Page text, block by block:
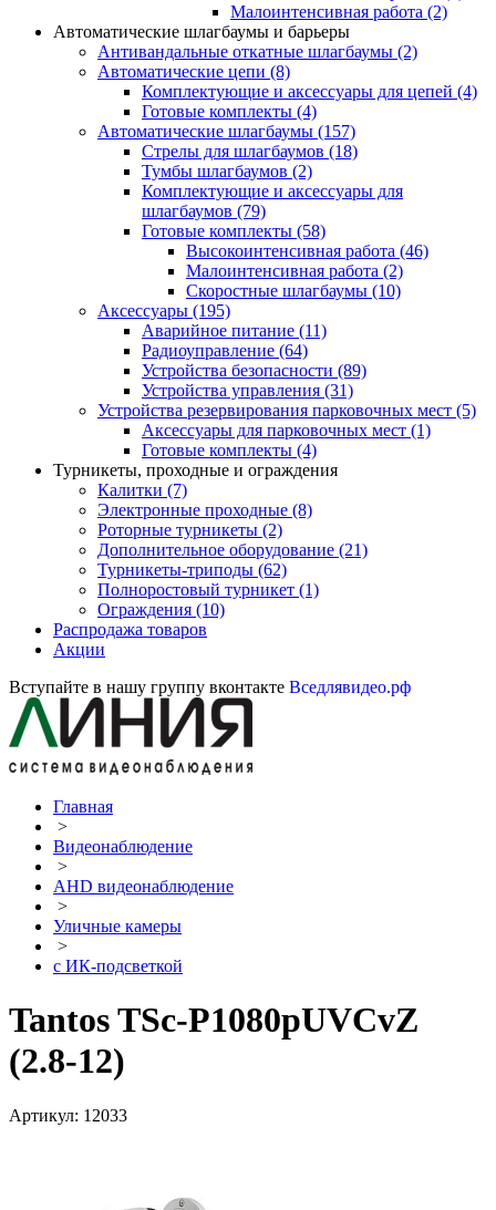
Малоинтенсивная работа (2)
Автоматические шлагбаумы и барьеры
Антивандальные откатные шлагбаумы (2)
Автоматические цепи (8)
Комплектующие и аксессуары для цепей (4)
Готовые комплекты (4)
Автоматические шлагбаумы (157)
Стрелы для шлагбаумов (18)
Тумбы шлагбаумов (2)
Комплектующие и аксессуары для
шлагбаумов (79)
Готовые комплекты (58)
Высокоинтенсивная работа (46)
Малоинтенсивная работа (2)
Скоростные шлагбаумы (10)
Аксессуары (195)
Аварийное питание (11)
Радиоуправление (64)
Устройства безопасности (89)
Устройства управления (31)
Устройства резервирования парковочных мест (5)
Аксессуары для парковочных мест (1)
Готовые комплекты (4)
Турникеты, проходные и ограждения
Калитки (7)
Электронные проходные (8)
Роторные турникеты (2)
Дополнительное оборудование (21)
Турникеты-триподы (62)
Полноростовый турникет (1)
Ограждения (10)
Распродажа товаров
Акции
Вступайте в нашу группу вконтакте Вседлявидео.рф
Главная
>
Видеонаблюдение
>
AHD видеонаблюдение
>
Уличные камеры
>
с ИК-подсветкой
Tantos TSc-P1080pUVCvZ
(2.8-12)
Артикул: 12033